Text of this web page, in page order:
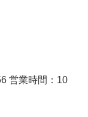
営業時間：10